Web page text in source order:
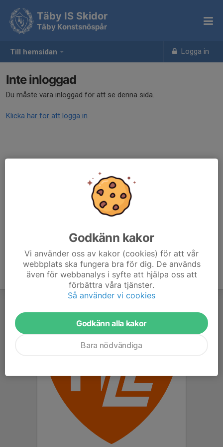
Till hemsidan Logga in
Täby IS Skidor
Täby Konstsnöspår
Inte inloggad
Du måste vara inloggad för att se denna sida.
Klicka här för att logga in
Godkänn kakor
Vi använder oss av kakor (cookies) för att vår
webbplats ska fungera bra för dig. De används
även för webbanalys i syfte att hjälpa oss att
förbättra våra tjänster.
Så använder vi cookies
Godkänn alla kakor
Bara nödvändiga